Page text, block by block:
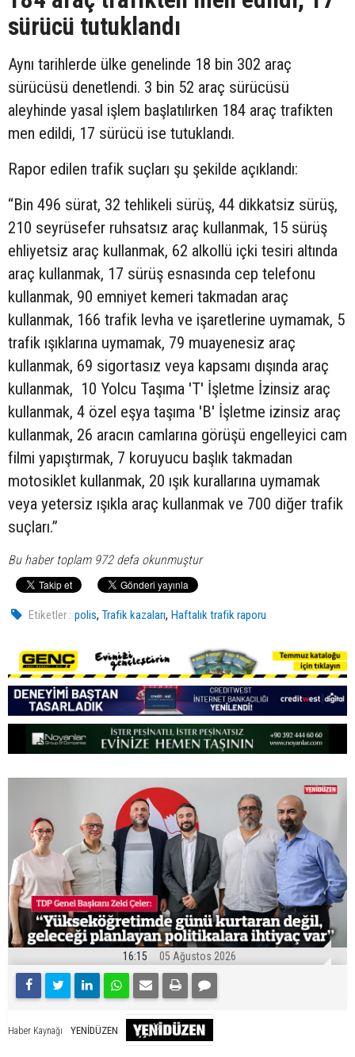
sürücü tutuklandı
Aynı tarihlerde ülke genelinde 18 bin 302 araç
sürücüsü denetlendi. 3 bin 52 araç sürücüsü
aleyhinde yasal işlem başlatılırken 184 araç trafikten
men edildi, 17 sürücü ise tutuklandı.
Rapor edilen trafik suçları şu şekilde açıklandı:
“Bin 496 sürat, 32 tehlikeli sürüş, 44 dikkatsiz sürüş,
210 seyrüsefer ruhsatsız araç kullanmak, 15 sürüş
ehliyetsiz araç kullanmak, 62 alkollü içki tesiri altında
araç kullanmak, 17 sürüş esnasında cep telefonu
kullanmak, 90 emniyet kemeri takmadan araç
kullanmak, 166 trafik levha ve işaretlerine uymamak, 5
trafik ışıklarına uymamak, 79 muayenesiz araç
kullanmak, 69 sigortasız veya kapsamı dışında araç
kullanmak, 10 Yolcu Taşıma 'T' İşletme İzinsiz araç
kullanmak, 4 özel eşya taşıma 'B' İşletme izinsiz araç
kullanmak, 26 aracın camlarına görüşü engelleyici cam
filmi yapıştırmak, 7 koruyucu başlık takmadan
motosiklet kullanmak, 20 ışık kurallarına uymamak
veya yetersiz ışıkla araç kullanmak ve 700 diğer trafik
suçları.”
Bu haber toplam 972 defa okunmuştur
Etiketler : polis,Trafik kazaları,Haftalık trafik raporu
16:15 05 Ağustos 2026
Haber Kaynağı YENİDÜZEN